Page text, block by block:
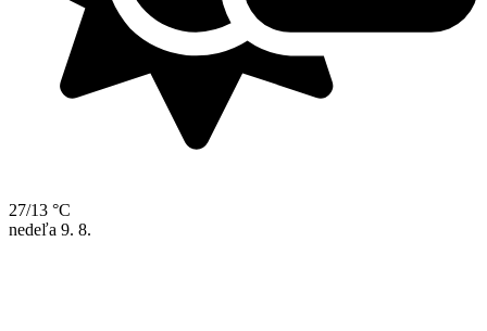
27/13 °C
nedeľa 9. 8.